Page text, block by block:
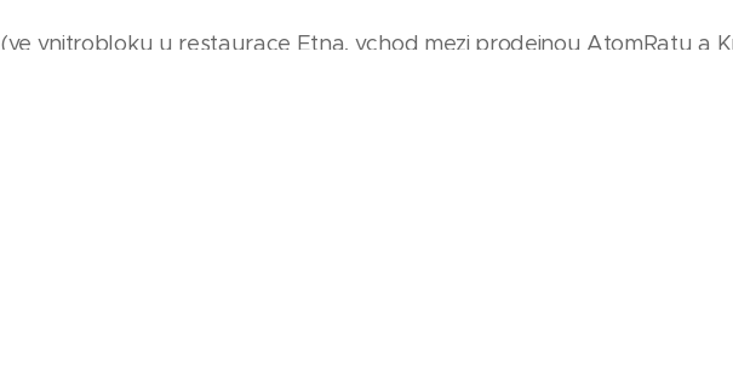
(ve vnitrobloku u restaurace Etna, vchod mezi prodejnou AtomRatu a